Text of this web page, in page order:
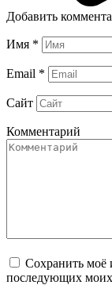
Добавить
Имя *
Email *
Сайт
Комментарий
Сохранить моё
последующих